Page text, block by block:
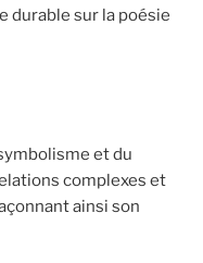
durable sur la poésie
et du
complexes et
ainsi son